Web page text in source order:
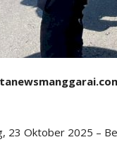
23 Oktober 2025 –